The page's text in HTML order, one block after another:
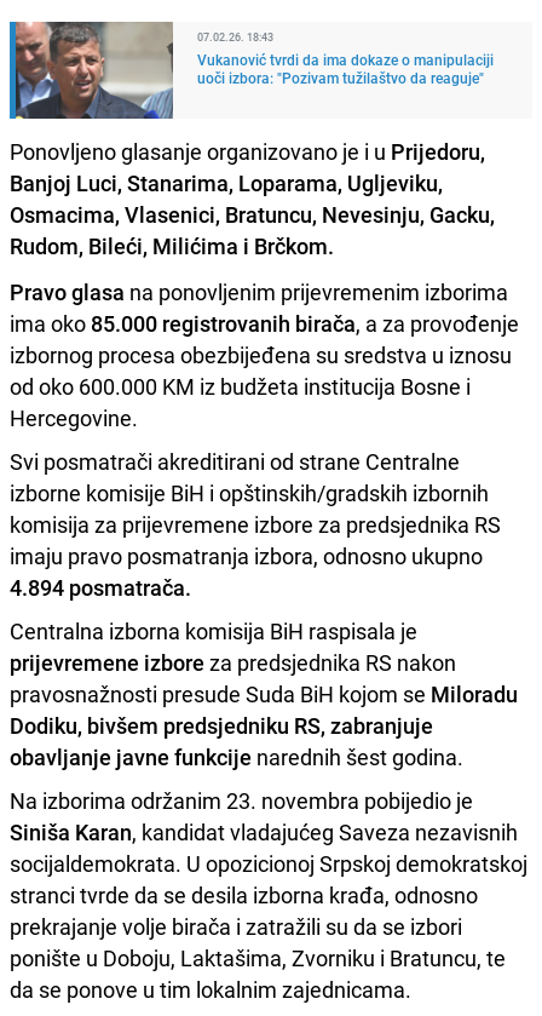
07.02.26. 18:43
Vukanović tvrdi da ima dokaze o manipulaciji
uoči izbora: "Pozivam tužilaštvo da reaguje"
Ponovljeno glasanje organizovano je i u Prijedoru,
Banjoj Luci, Stanarima, Loparama, Ugljeviku,
Osmacima, Vlasenici, Bratuncu, Nevesinju, Gacku,
Rudom, Bileći, Milićima i Brčkom.
Pravo glasa na ponovljenim prijevremenim izborima
ima oko 85.000 registrovanih birača, a za provođenje
izbornog procesa obezbijeđena su sredstva u iznosu
od oko 600.000 KM iz budžeta institucija Bosne i
Hercegovine.
Svi posmatrači akreditirani od strane Centralne
izborne komisije BiH i opštinskih/gradskih izbornih
komisija za prijevremene izbore za predsjednika RS
imaju pravo posmatranja izbora, odnosno ukupno
4.894 posmatrača.
Centralna izborna komisija BiH raspisala je
prijevremene izbore za predsjednika RS nakon
pravosnažnosti presude Suda BiH kojom se Miloradu
Dodiku, bivšem predsjedniku RS, zabranjuje
obavljanje javne funkcije narednih šest godina.
Na izborima održanim 23. novembra pobijedio je
Siniša Karan, kandidat vladajućeg Saveza nezavisnih
socijaldemokrata. U opozicionoj Srpskoj demokratskoj
stranci tvrde da se desila izborna krađa, odnosno
prekrajanje volje birača i zatražili su da se izbori
ponište u Doboju, Laktašima, Zvorniku i Bratuncu, te
da se ponove u tim lokalnim zajednicama.